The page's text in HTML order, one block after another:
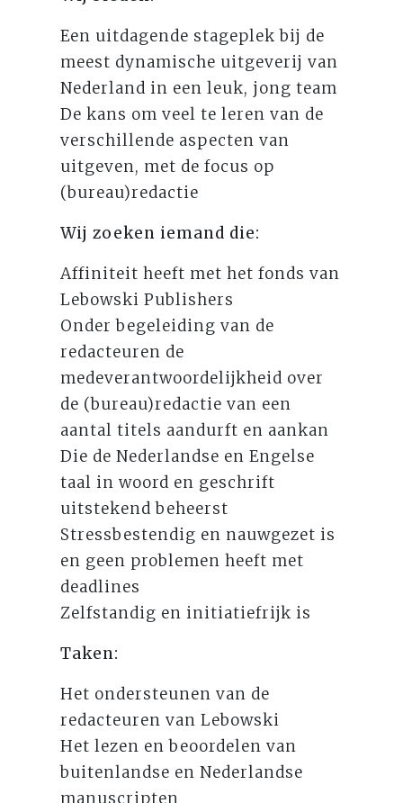
Een uitdagende stageplek bij de
meest dynamische uitgeverij van
Nederland in een leuk, jong team
De kans om veel te leren van de
verschillende aspecten van
uitgeven, met de focus op
(bureau)redactie
Wij zoeken iemand die:
Affiniteit heeft met het fonds van
Lebowski Publishers
Onder begeleiding van de
redacteuren de
medeverantwoordelijkheid over
de (bureau)redactie van een
aantal titels aandurft en aankan
Die de Nederlandse en Engelse
taal in woord en geschrift
uitstekend beheerst
Stressbestendig en nauwgezet is
en geen problemen heeft met
deadlines
Zelfstandig en initiatiefrijk is
Taken:
Het ondersteunen van de
redacteuren van Lebowski
Het lezen en beoordelen van
buitenlandse en Nederlandse
manuscripten